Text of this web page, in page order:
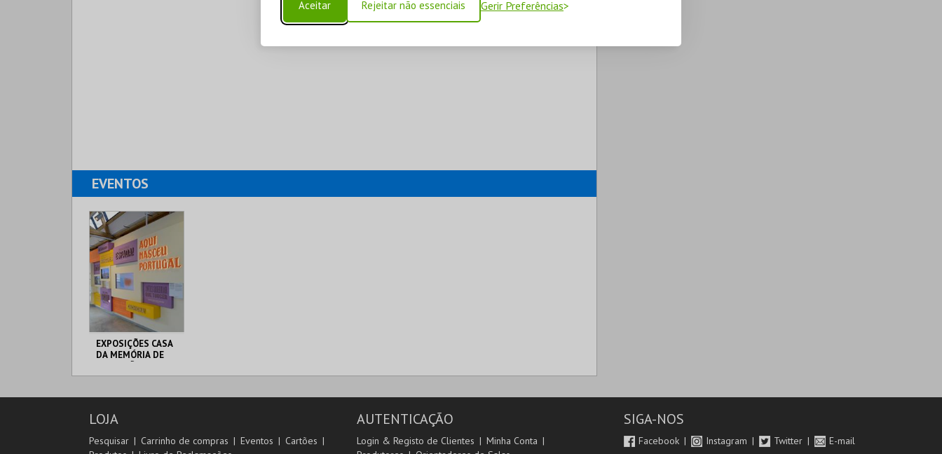
Aceitar Rejeitar não essenciais Gerir Preferências
EVENTOS
EXPOSIÇÕES CASA
DA MEMÓRIA DE
LOJA
Pesquisar Carrinho de compras Eventos
Cartões
AUTENTICAÇÃO
Login & Registo de Clientes
Minha Conta
SIGA-NOS
Facebook Instagram Twitter E-mail